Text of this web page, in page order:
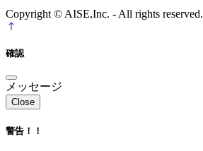
Copyright © AISE,Inc. - All rights reserved.
確認
メッセージ
Close
警告！！